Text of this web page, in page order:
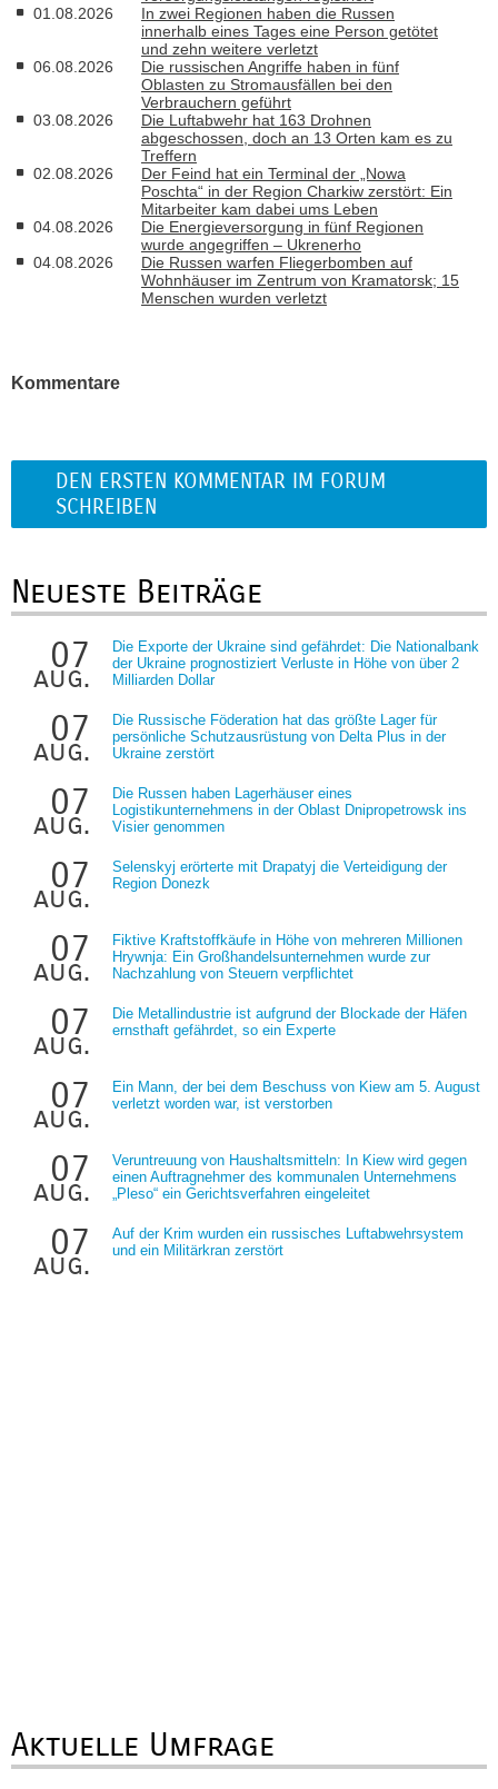
01.08.2026
In zwei Regionen haben die Russen
innerhalb eines Tages eine Person getötet
und zehn weitere verletzt
06.08.2026
Die russischen Angriffe haben in fünf
Oblasten zu Stromausfällen bei den
Verbrauchern geführt
03.08.2026
Die Luftabwehr hat 163 Drohnen
abgeschossen, doch an 13 Orten kam es zu
Treffern
02.08.2026
Der Feind hat ein Terminal der „Nowa
Poschta“ in der Region Charkiw zerstört: Ein
Mitarbeiter kam dabei ums Leben
04.08.2026
Die Energieversorgung in fünf Regionen
wurde angegriffen – Ukrenerho
04.08.2026
Die Russen warfen Fliegerbomben auf
Wohnhäuser im Zentrum von Kramatorsk; 15
Menschen wurden verletzt
Kommentare
DEN ERSTEN KOMMENTAR IM FORUM
SCHREIBEN
Neueste Beiträge
07
aug.
Die Exporte der Ukraine sind gefährdet: Die Nationalbank
der Ukraine prognostiziert Verluste in Höhe von über 2
Milliarden Dollar
07
aug.
Die Russische Föderation hat das größte Lager für
persönliche Schutzausrüstung von Delta Plus in der
Ukraine zerstört
07
aug.
Die Russen haben Lagerhäuser eines
Logistikunternehmens in der Oblast Dnipropetrowsk ins
Visier genommen
07
aug.
Selenskyj erörterte mit Drapatyj die Verteidigung der
Region Donezk
07
aug.
Fiktive Kraftstoffkäufe in Höhe von mehreren Millionen
Hrywnja: Ein Großhandelsunternehmen wurde zur
Nachzahlung von Steuern verpflichtet
07
aug.
Die Metallindustrie ist aufgrund der Blockade der Häfen
ernsthaft gefährdet, so ein Experte
07
aug.
Ein Mann, der bei dem Beschuss von Kiew am 5. August
verletzt worden war, ist verstorben
07
aug.
Veruntreuung von Haushaltsmitteln: In Kiew wird gegen
einen Auftragnehmer des kommunalen Unternehmens
„Pleso“ ein Gerichtsverfahren eingeleitet
07
aug.
Auf der Krim wurden ein russisches Luftabwehrsystem
und ein Militärkran zerstört
Aktuelle Umfrage